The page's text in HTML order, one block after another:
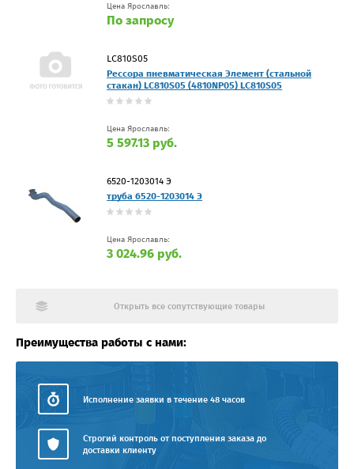
Цена Ярославль:
По запросу
LC810S05
Рессора пневматическая Элемент (стальной
стакан) LC810S05 (4810NP05) LC810S05
Цена Ярославль:
5 597.13 руб.
6520-1203014 Э
труба 6520-1203014 Э
Цена Ярославль:
3 024.96 руб.
Открыть все сопутствующие товары
Преимущества работы с нами:
Исполнение заявки в течение 48 часов
Строгий контроль от поступления заказа до
доставки клиенту